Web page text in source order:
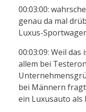
00:03:00:
genau da mal
Luxus-
00:03:09: Weil
allem bei
bei Männern
ein Luxusauto als